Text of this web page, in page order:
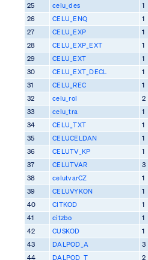
25
celu_des 1
26
CELU_ENQ 1
27
CELU_EXP 1
28
CELU_EXP_EXT 1
29
CELU_EXT 1
30
CELU_EXT_DECL 1
31
CELU_REC 1
32
celu_rol 2
33
celu_tra 1
34
CELU_TXT 1
35
CELUCELDAN 1
36
CELUTV_KP 1
37
CELUTVAR 3
38
celutvarCZ 1
39
CELUVYKON 1
40
CITKOD 1
41
citzbo 1
42
CUSKOD 1
43
DALPOD_A 3
44
DALPOD_T 2